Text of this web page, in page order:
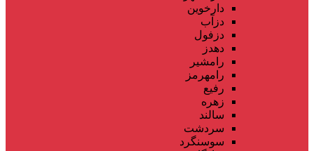
دارخوین
دزآب
دزفول
دهدز
رامشیر
رامهرمز
رفیع
زهره
سالند
سردشت
سوسنگرد